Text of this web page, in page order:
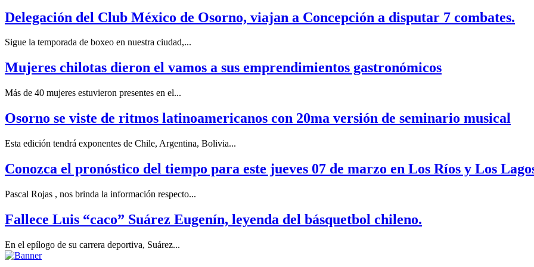
Delegación del Club México de Osorno, viajan a Concepción a disputar 7 combates.
Sigue la temporada de boxeo en nuestra ciudad,...
Mujeres chilotas dieron el vamos a sus emprendimientos gastronómicos
Más de 40 mujeres estuvieron presentes en el...
Osorno se viste de ritmos latinoamericanos con 20ma versión de seminario musical
Esta edición tendrá exponentes de Chile, Argentina, Bolivia...
Conozca el pronóstico del tiempo para este jueves 07 de marzo en Los Ríos y Los
Pascal Rojas , nos brinda la información respecto...
Fallece Luis “caco” Suárez Eugenín, leyenda del básquetbol chileno.
En el epílogo de su carrera deportiva, Suárez...